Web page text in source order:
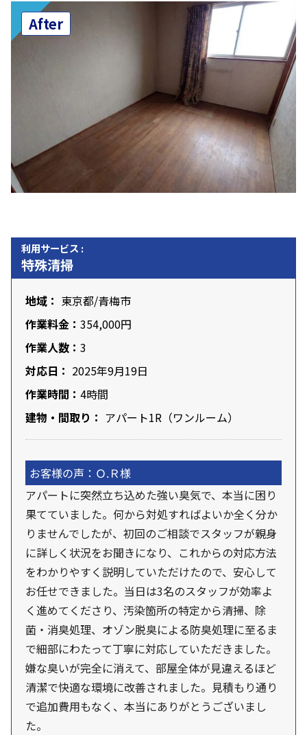
After
利用サービス :
特殊清掃
地域： 東京都/青梅市
作業料金： 354,000円
作業人数： 3
対応日： 2025年9月19日
作業時間： 4時間
建物・間取り： アパート1R（ワンルーム）
お客様の声：Ｏ.Ｒ様
アパートに突然立ち込めた強い臭気で、本当に困り
果てていました。何から対処すればよいか全く分か
りませんでしたが、初回のご相談でスタッフが親身
に詳しく状況をお聞きになり、これからの対応方法
をわかりやすく説明していただけたので、安心して
お任せできました。当日は3名のスタッフが効率よ
く進めてくださり、汚染箇所の特定から清掃、除
菌・消臭処理、オゾン脱臭による防臭処理に至るま
で細部にわたって丁寧に対応していただきました。
嫌な臭いが完全に消えて、部屋全体が見違えるほど
清潔で快適な環境に改善されました。見積もり通り
で追加費用もなく、本当にありがとうございまし
た。